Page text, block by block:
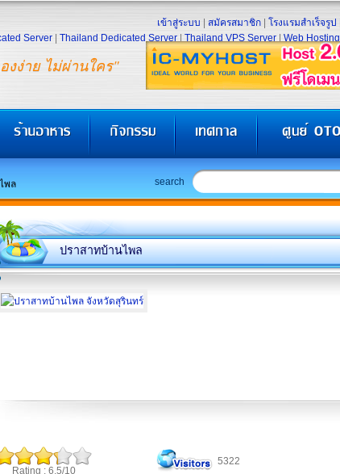
งง่าย ไม่ผ่านใคร"
เข้าสู่ระบบ สมัครสมาชิก โรงแรมสำเร็จรูป
Server
Thailand Dedicated Server Thailand VPS Server Web Hosting
พล search
ปราสาทบ้านไพล
Rating : 6.5/10
5322